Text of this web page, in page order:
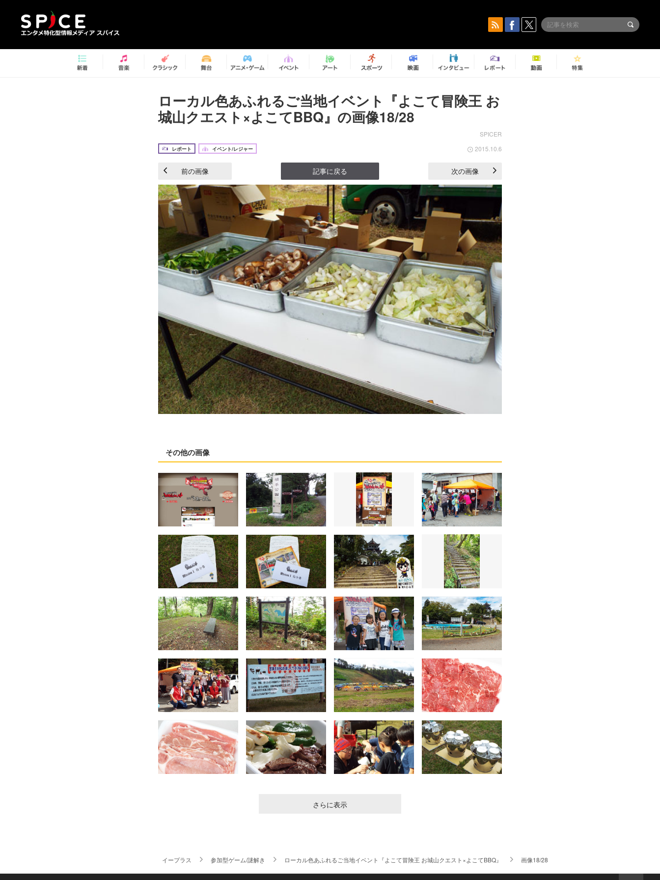
ローカル色あふれるご当地イベント『よこて冒険王 お
城山クエスト×よこてBBQ』の画像18/28
SPICER
レポート イベント/レジャー 2015.10.6
前の画像 記事に戻る 次の画像
その他の画像
さらに表示
イープラス 参加型ゲーム/謎解き ローカル色あふれるご当地イベント『よこて冒険王 お城山クエスト×よこてBBQ』 画像18/28